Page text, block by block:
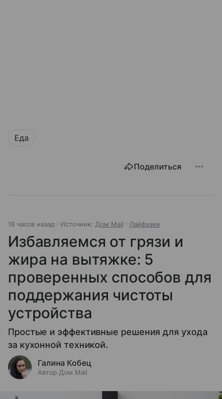
Еда
Поделиться
18 часов назад Источник: Дом Mail Лайфхаки
Избавляемся от грязи и
жира на вытяжке: 5
проверенных способов для
поддержания чистоты
устройства
Простые и эффективные решения для ухода
за кухонной техникой.
Галина Кобец
Автор Дом Mail